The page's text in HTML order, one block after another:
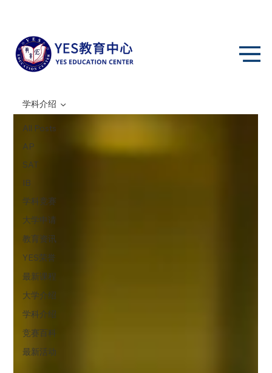
All Posts
AP
SAT
IB
学科竞赛
大学申请
教育资讯
YES荣誉
最新课程
大学介绍
学科介绍
竞赛百科
最新活动
学科介绍